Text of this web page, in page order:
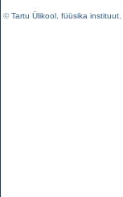
©Tartu Ülikool füüsika instituut